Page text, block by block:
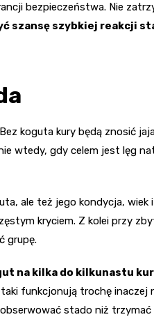
bezpieczeństwa. Nie
szansę szybkiej reakcji
koguta kury będą znosić
wtedy, gdy celem jest lęg
ale też jego kondycja, wiek
kryciem. Z kolei przy
grupę.
na kilka do kilkunastu kur
funkcjonują trochę inaczej
stado niż trzymać